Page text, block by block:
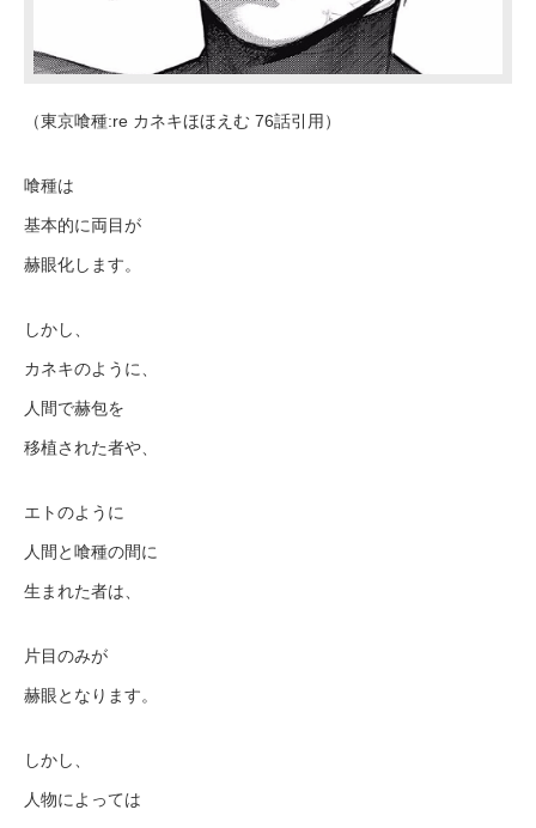
（東京喰種:re カネキほほえむ 76話引用）
喰種は
基本的に両目が
赫眼化します。
しかし、
カネキのように、
人間で赫包を
移植された者や、
エトのように
人間と喰種の間に
生まれた者は、
片目のみが
赫眼となります。
しかし、
人物によっては